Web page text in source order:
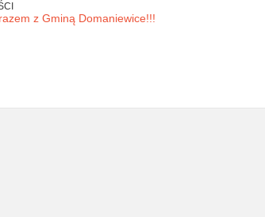
z Gminą Domaniewice!!!